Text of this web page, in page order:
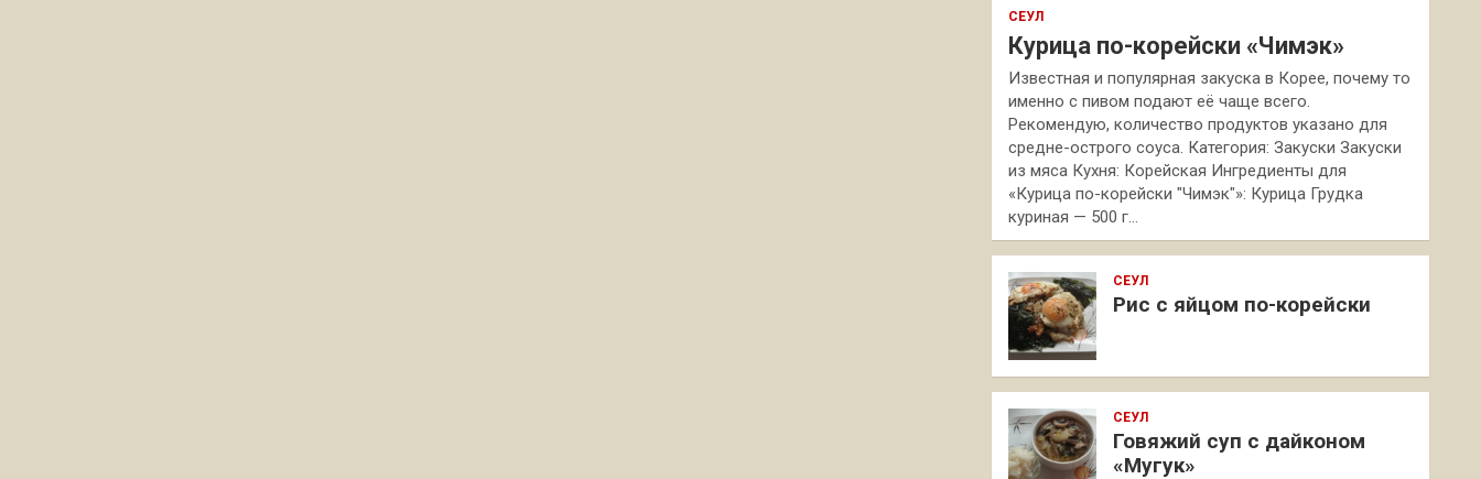
СЕУЛ
Курица по-корейски «Чимэк»
Известная и популярная закуска в Корее, почему то
именно с пивом подают её чаще всего.
Рекомендую, количество продуктов указано для
средне-острого соуса. Категория: Закуски Закуски
из мяса Кухня: Корейская Ингредиенты для
«Курица по-корейски "Чимэк"»: Курица Грудка
куриная — 500 г…
СЕУЛ
Рис с яйцом по-корейски
СЕУЛ
Говяжий суп с дайконом
«Мугук»